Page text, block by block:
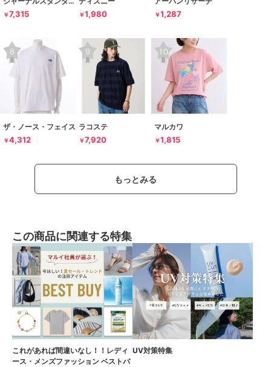
￥7,315 ￥1,980 ￥1,287
ザ・ノース・フェイス
￥4,312
ラコステ
￥7,920
マルカワ
￥1,815
もっとみる
この商品に関連する特集
これがあれば間違いなし！！レディ
ース・メンズファッション ベストバ
UV対策特集